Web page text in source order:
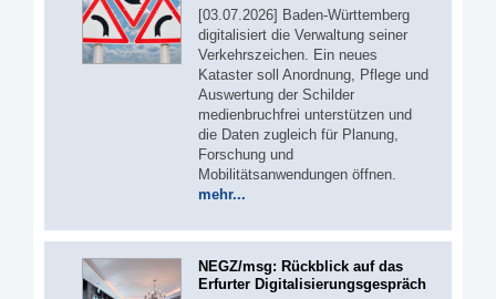
[03.07.2026] Baden-Württemberg
digitalisiert die Verwaltung seiner
Verkehrszeichen. Ein neues
Kataster soll Anordnung, Pflege und
Auswertung der Schilder
medienbruchfrei unterstützen und
die Daten zugleich für Planung,
Forschung und
Mobilitätsanwendungen öffnen.
mehr...
NEGZ/msg: Rückblick auf das
Erfurter Digitalisierungsgespräch